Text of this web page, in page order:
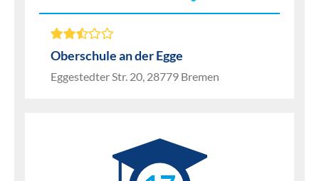
Oberschule an der Egge
Eggestedter Str. 20, 28779 Bremen